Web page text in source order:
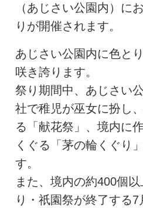
（あじさい公園内）に
りが開催されます。
あじさい公園内に色と
咲き誇ります。
祭り期間中、あじさい
社で稚児が巫女に扮し
る「献花祭」、境内に
くぐる「茅の輪くぐり
す。
また、境内の約400個
り・祇園祭が終了する